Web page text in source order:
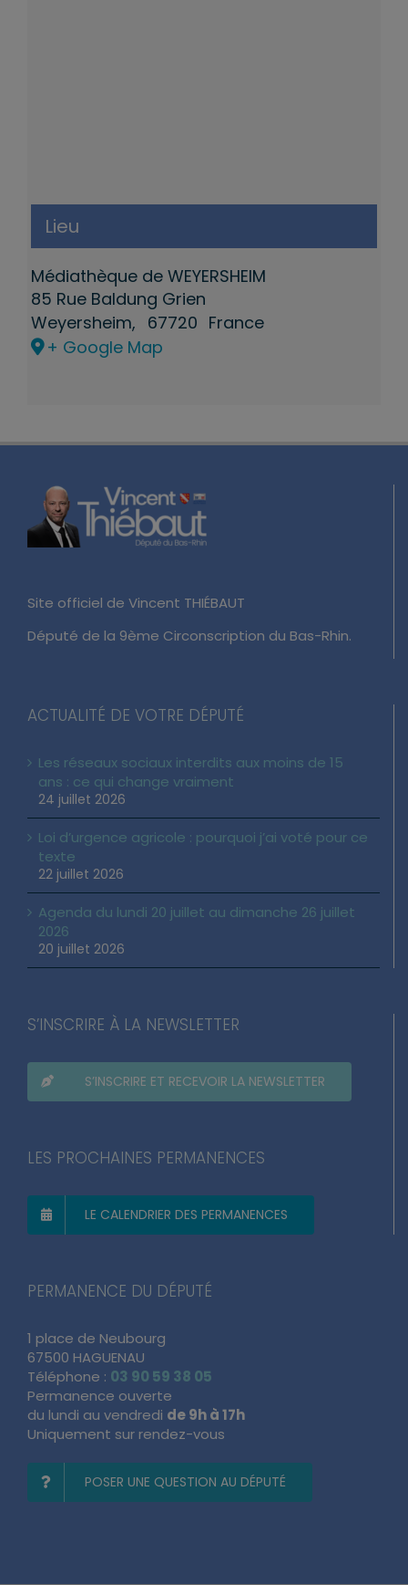
Lieu
Médiathèque de WEYERSHEIM
85 Rue Baldung Grien
Weyersheim, 67720 France
+ Google Map
Site officiel de Vincent THIÉBAUT
Député de la 9ème Circonscription du Bas-Rhin.
ACTUALITÉ DE VOTRE DÉPUTÉ
Les réseaux sociaux interdits aux moins de 15
ans : ce qui change vraiment
24 juillet 2026
Loi d’urgence agricole : pourquoi j’ai voté pour ce
texte
22 juillet 2026
Agenda du lundi 20 juillet au dimanche 26 juillet
2026
20 juillet 2026
S’INSCRIRE À LA NEWSLETTER
S’INSCRIRE ET RECEVOIR LA NEWSLETTER
LES PROCHAINES PERMANENCES
LE CALENDRIER DES PERMANENCES
PERMANENCE DU DÉPUTÉ
1 place de Neubourg
67500 HAGUENAU
Téléphone : 03 90 59 38 05
Permanence ouverte
du lundi au vendredi de 9h à 17h
Uniquement sur rendez-vous
POSER UNE QUESTION AU DÉPUTÉ